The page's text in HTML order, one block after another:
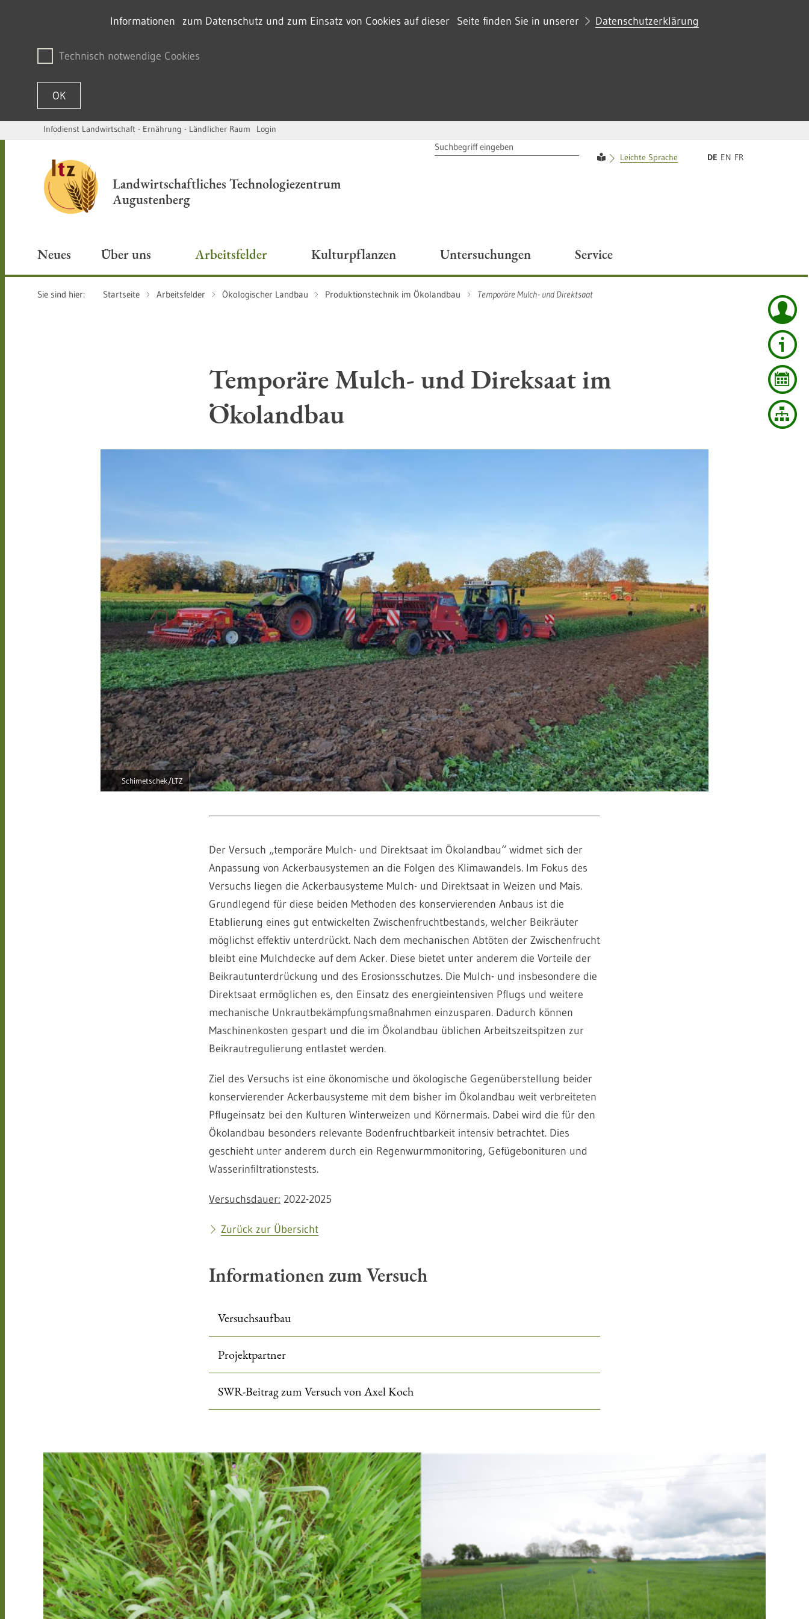
Informationen zum Datenschutz und zum Einsatz von Cookies auf dieser Seite finden Sie in unserer Datenschutzerklärung
Technisch notwendige Cookies
OK
Zum Inhalt springen
Infodienst Landwirtschaft - Ernährung - Ländlicher Raum Login
Landwirtschaftliches Technologiezentrum
Augustenberg
SUCHBEGRIFF
Leichte Sprache Diese Webseite in DE
DE Diese Webseite in EN
EN Diese Webseite in FR
FR
Neues Über uns Arbeitsfelder Kulturpflanzen Untersuchungen Service
Sie sind hier: Startseite Arbeitsfelder Ökologischer Landbau Produktionstechnik im Ökolandbau Temporäre Mulch- und Direktsaat
Temporäre Mulch- und Direksaat im
Ökolandbau
Schimetschek/LTZ
Der Versuch „temporäre Mulch- und Direktsaat im Ökolandbau“ widmet sich der
Anpassung von Ackerbausystemen an die Folgen des Klimawandels. Im Fokus des
Versuchs liegen die Ackerbausysteme Mulch- und Direktsaat in Weizen und Mais.
Grundlegend für diese beiden Methoden des konservierenden Anbaus ist die
Etablierung eines gut entwickelten Zwischenfruchtbestands, welcher Beikräuter
möglichst effektiv unterdrückt. Nach dem mechanischen Abtöten der Zwischenfrucht
bleibt eine Mulchdecke auf dem Acker. Diese bietet unter anderem die Vorteile der
Beikrautunterdrückung und des Erosionsschutzes. Die Mulch- und insbesondere die
Direktsaat ermöglichen es, den Einsatz des energieintensiven Pflugs und weitere
mechanische Unkrautbekämpfungsmaßnahmen einzusparen. Dadurch können
Maschinenkosten gespart und die im Ökolandbau üblichen Arbeitszeitspitzen zur
Beikrautregulierung entlastet werden.
Ziel des Versuchs ist eine ökonomische und ökologische Gegenüberstellung beider
konservierender Ackerbausysteme mit dem bisher im Ökolandbau weit verbreiteten
Pflugeinsatz bei den Kulturen Winterweizen und Körnermais. Dabei wird die für den
Ökolandbau besonders relevante Bodenfruchtbarkeit intensiv betrachtet. Dies
geschieht unter anderem durch ein Regenwurmmonitoring, Gefügebonituren und
Wasserinfiltrationstests.
Versuchsdauer: 2022-2025
Zurück zur Übersicht
Informationen zum Versuch
Versuchsaufbau
Projektpartner
SWR-Beitrag zum Versuch von Axel Koch